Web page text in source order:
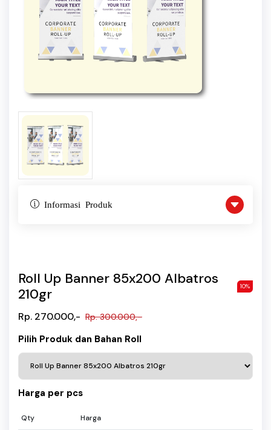
Informasi Produk
Roll Up Banner 85x200 Albatros
210gr
10%
Rp. 270.000,- Rp. 300.000,-
Pilih Produk dan Bahan Roll
Harga per pcs
Qty Harga